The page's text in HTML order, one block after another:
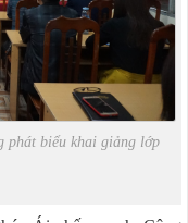
phát biểu khai giảng lớp